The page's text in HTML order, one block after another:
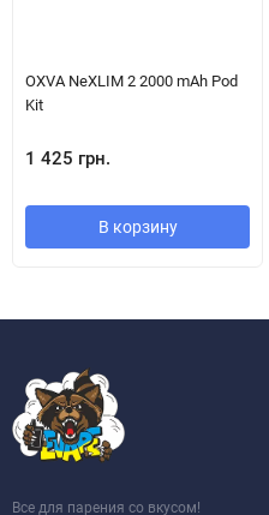
OXVA NeXLIM 2 2000 mAh Pod
Kit
1 425 грн.
В корзину
Все для парения со вкусом!